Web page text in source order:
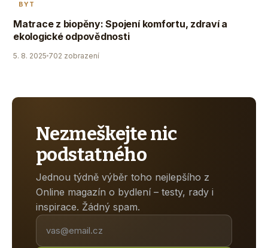
BYT
Matrace z biopěny: Spojení komfortu, zdraví a
ekologické odpovědnosti
5. 8. 2025 702 zobrazení
Nezmeškejte nic
podstatného
Jednou týdně výběr toho nejlepšího z
Online magazín o bydlení – testy, rady i
inspirace. Žádný spam.